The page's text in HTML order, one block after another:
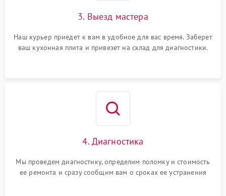
3. Выезд мастера
Наш курьер приедет к вам в удобное для вас время. Заберет
ваш кухонная плита и привезет на склад для диагностики.
4. Диагностика
Мы проведем диагностику, определим поломку и стоимость
ее ремонта и сразу сообщим вам о сроках ее устранения